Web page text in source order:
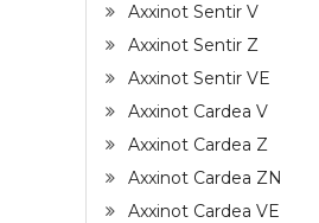
Axxinot Sentir V
Axxinot Sentir Z
Axxinot Sentir VE
Axxinot Cardea V
Axxinot Cardea Z
Axxinot Cardea ZN
Axxinot Cardea VE